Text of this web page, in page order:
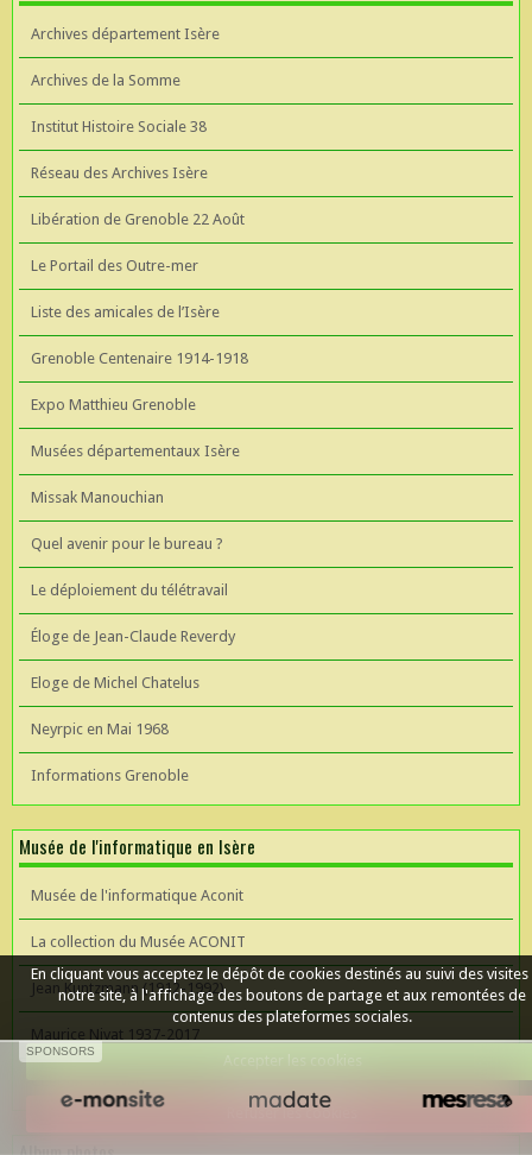
Archives département Isère
Archives de la Somme
Institut Histoire Sociale 38
Réseau des Archives Isère
Libération de Grenoble 22 Août
Le Portail des Outre-mer
Liste des amicales de l’Isère
Grenoble Centenaire 1914-1918
Expo Matthieu Grenoble
Musées départementaux Isère
Missak Manouchian
Quel avenir pour le bureau ?
Le déploiement du télétravail
Éloge de Jean-Claude Reverdy
Eloge de Michel Chatelus
Neyrpic en Mai 1968
Informations Grenoble
Musée de l'informatique en Isère
Musée de l'informatique Aconit
La collection du Musée ACONIT
Jean Kuntzmann (1912-1992)
Maurice Nivat 1937-2017
SPONSORS
En cliquant vous acceptez le dépôt de cookies destinés au suivi des visites
notre site, à l'affichage des boutons de partage et aux remontées de
contenus des plateformes sociales.
Refuser les cookies